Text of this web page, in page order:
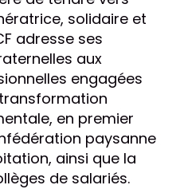
solidaire et
adresse ses
aux
engagées
en premier
paysanne
ainsi que la
de salariés.